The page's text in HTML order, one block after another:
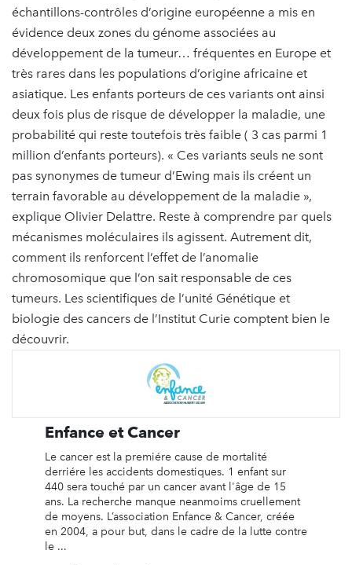
échantillons-contrôles d’origine européenne a mis en
évidence deux zones du génome associées au
développement de la tumeur… fréquentes en Europe et
très rares dans les populations d’origine africaine et
asiatique. Les enfants porteurs de ces variants ont ainsi
deux fois plus de risque de développer la maladie, une
probabilité qui reste toutefois très faible ( 3 cas parmi 1
million d’enfants porteurs). « Ces variants seuls ne sont
pas synonymes de tumeur d’Ewing mais ils créent un
terrain favorable au développement de la maladie »,
explique Olivier Delattre. Reste à comprendre par quels
mécanismes moléculaires ils agissent. Autrement dit,
comment ils renforcent l’effet de l’anomalie
chromosomique que l’on sait responsable de ces
tumeurs. Les scientifiques de l’unité Génétique et
biologie des cancers de l’Institut Curie comptent bien le
découvrir.
Enfance et Cancer
Le cancer est la premiére cause de mortalité
derriére les accidents domestiques. 1 enfant sur
440 sera touché par un cancer avant l'âge de 15
ans. La recherche manque neanmoims cruellement
de moyens. L’association Enfance & Cancer, créée
en 2004, a pour but, dans le cadre de la lutte contre
le ...